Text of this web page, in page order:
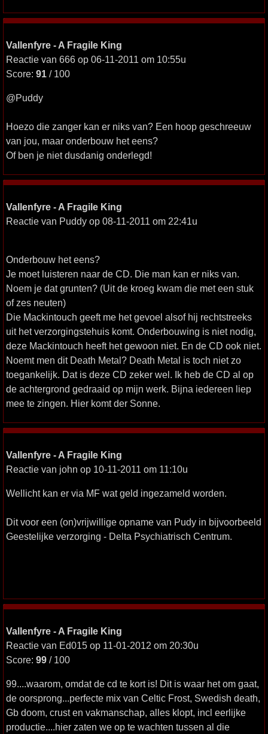
Vallenfyre - A Fragile King
Reactie van 666 op 06-11-2011 om 10:55u
Score: 91 / 100
@Puddy
Hoezo die zanger kan er niks van? Een hoop geschreeuw
van jou, maar onderbouw het eens?
Of ben je niet dusdanig onderlegd!
Vallenfyre - A Fragile King
Reactie van Puddy op 08-11-2011 om 22:41u
Onderbouw het eens?
Je moet luisteren naar de CD. Die man kan er niks van.
Noem je dat grunten? (Uit de kroeg kwam die met een stuk
of zes neuten)
Die Mackintouch geeft me het gevoel alsof hij rechtstreeks
uit het verzorgingstehuis komt. Onderbouwing is niet nodig,
deze Mackintouch heeft het gewoon niet. En de CD ook niet.
Noemt men dit Death Metal? Death Metal is toch niet zo
toegankelijk. Dat is deze CD zeker wel. Ik heb de CD al op
de achtergrond gedraaid op mijn werk. Bijna iedereen liep
mee te zingen. Hier komt der Sonne.
Vallenfyre - A Fragile King
Reactie van john op 10-11-2011 om 11:10u
Wellicht kan er via MF wat geld ingezameld worden.
Dit voor een (on)vrijwillige opname van Pudy in bijvoorbeeld
Geestelijke verzorging - Delta Psychiatrisch Centrum.
Vallenfyre - A Fragile King
Reactie van Ed015 op 11-01-2012 om 20:30u
Score: 99 / 100
99....waarom, omdat de cd te kort is! Dit is waar het om gaat,
de oorsprong...perfecte mix van Celtic Frost, Swedish death,
Gb doom, crust en vakmanschap, alles klopt, incl eerlijke
productie....hier zaten we op te wachten tussen al die